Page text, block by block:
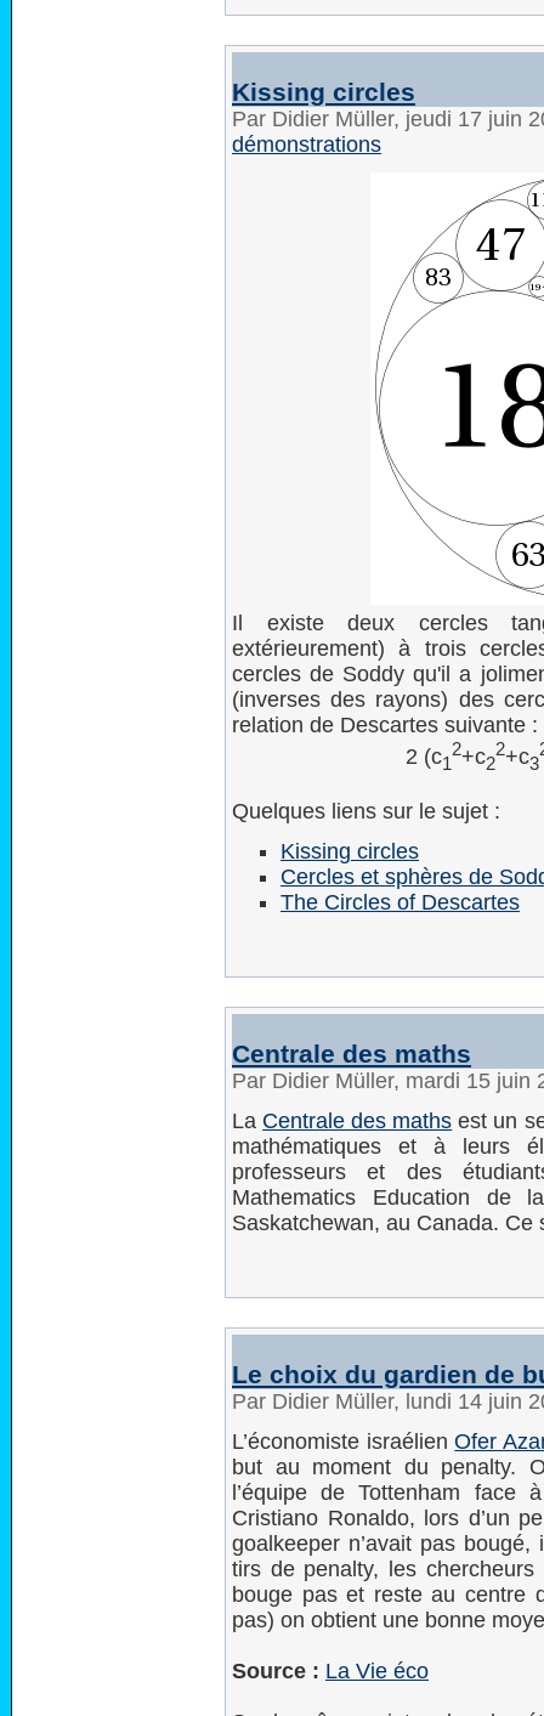
Kissing circles
Par Didier Müller, jeudi 17 juin
démonstrations
Il existe deux cercles
extérieurement) à trois
cercles de Soddy qu'il a
(inverses des rayons) des
relation de Descartes suivante :
2 (c1
2+c2
2+c3
Quelques liens sur le sujet :
Kissing circles
Cercles et sphères de
The Circles of Descartes
Centrale des maths
Par Didier Müller, mardi 15 juin
La Centrale des maths est un
mathématiques et à leurs
professeurs et des
Mathematics Education de
Saskatchewan, au Canada.
Le choix du gardien de
Par Didier Müller, lundi 14 juin
L’économiste israélienOfer
but au moment du penalty.
l’équipe de Tottenham face
Cristiano Ronaldo, lors d’un
goalkeeper n’avait pas
tirs de penalty, les
bouge pas et reste au centre
pas) on obtient une bonne
Source : La Vie éco